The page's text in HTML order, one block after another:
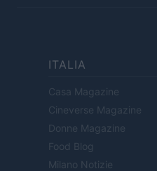
ITALIA
Casa Magazine
Cineverse Magazine
Donne Magazine
Food Blog
Milano Notizie